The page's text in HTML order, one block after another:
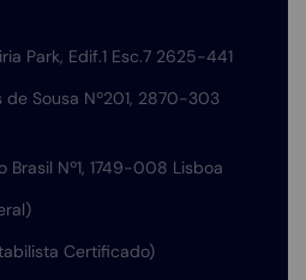
Park, Edif.1 Esc.7 2625-441
de Sousa Nº201, 2870-303
Brasil Nº1, 1749-008 Lisboa
Certificado)